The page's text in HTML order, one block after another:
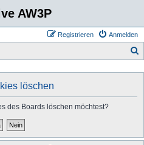
AW3P
Anmelden
Registrieren
löschen
des Boards löschen möchtest?